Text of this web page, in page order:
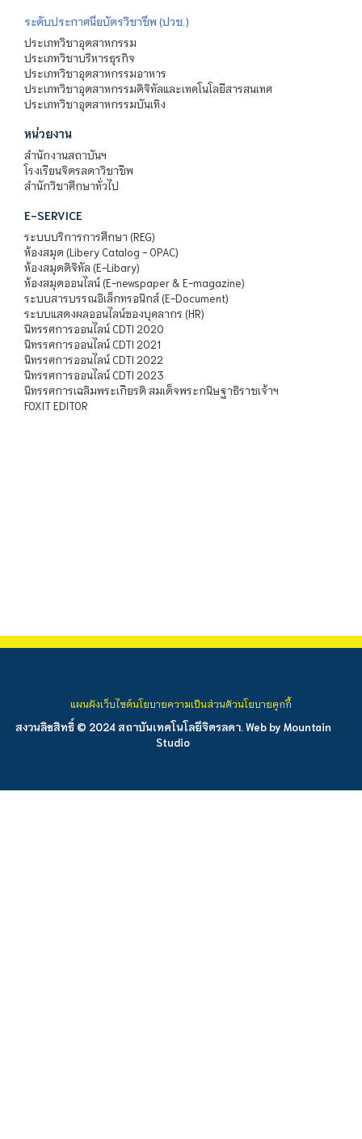
ระดับประกาศนียบัตรวิชาชีพ (ปวช.)
ประเภทวิชาอุตสาหกรรม
ประเภทวิชาบริหารธุรกิจ
ประเภทวิชาอุตสาหกรรมอาหาร
ประเภทวิชาอุตสาหกรรมดิจิทัลและเทคโนโลยีสารสนเทศ
ประเภทวิชาอุตสาหกรรมบันเทิง
หน่วยงาน
สำนักงานสถาบันฯ
โรงเรียนจิตรลดาวิชาชีพ
สำนักวิชาศึกษาทั่วไป
E-SERVICE
ระบบบริการการศึกษา (REG)
ห้องสมุด (Libery Catalog - OPAC)
ห้องสมุดดิจิทัล (E-Libary)
ห้องสมุดออนไลน์ (E-newspaper & E-magazine)
ระบบสารบรรณอิเล็กทรอนิกส์ (E-Document)
ระบบแสดงผลออนไลน์ของบุคลากร (HR)
นิทรรศการออนไลน์ CDTI 2020
นิทรรศการออนไลน์ CDTI 2021
นิทรรศการออนไลน์ CDTI 2022
นิทรรศการออนไลน์ CDTI 2023
นิทรรศการเฉลิมพระเกียรติ สมเด็จพระกนิษฐาธิราชเจ้าฯ
FOXIT EDITOR
สงวนลิขสิทธิ์ © 2024 สถาบันเทคโนโลยีจิตรลดา. Web by Mountain
Studio
แผนผังเว็บไซต์นโยบายความเป็นส่วนตัวนโยบายคุกกี้